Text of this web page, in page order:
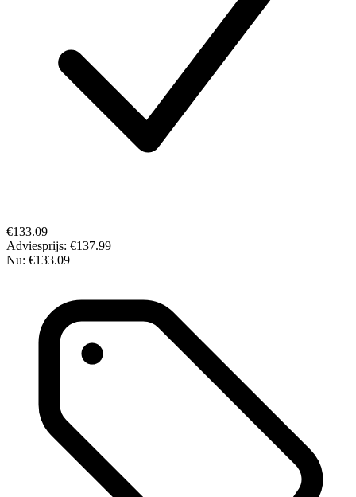
€133.09
Adviesprijs: €137.99
Nu: €133.09